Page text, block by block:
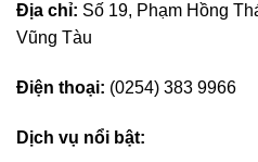
Địa chỉ: Số 19, Phạm Hồng
Vũng Tàu
Điện thoại: (0254) 383 9966
Dịch vụ nổi bật: